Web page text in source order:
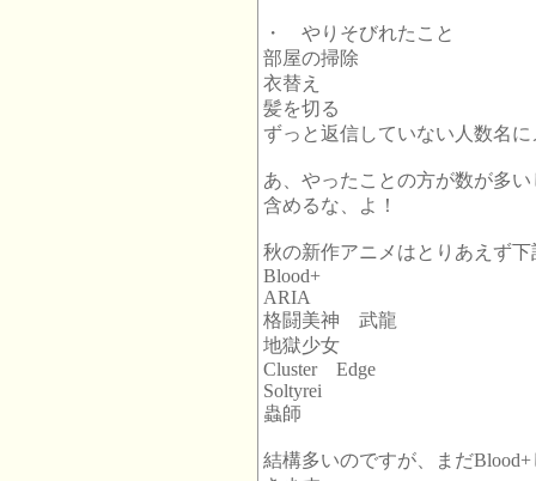
・ やりそびれたこと
部屋の掃除
衣替え
髪を切る
ずっと返信していない人数名
あ、やったことの方が数が多
含めるな、よ！
秋の新作アニメはとりあえず
Blood+
ARIA
格闘美神 武龍
地獄少女
Cluster Edge
Soltyrei
蟲師
結構多いのですが、まだ